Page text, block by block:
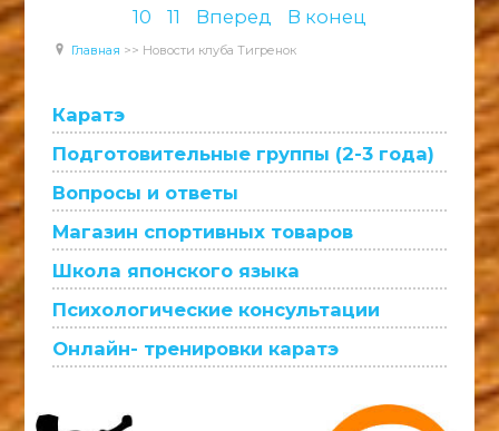
10 11 Вперед В конец
Главная >> Новости клуба Тигренок
Каратэ
Подготовительные группы (2-3 года)
Вопросы и ответы
Магазин спортивных товаров
Школа японского языка
Психологические консультации
Онлайн- тренировки каратэ